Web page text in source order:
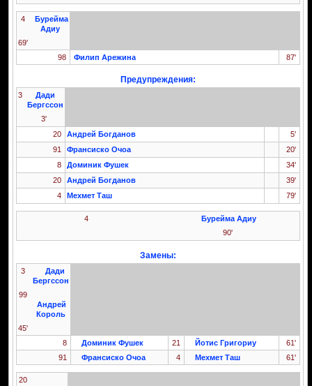
4
Бурейма
Адиу
69'
98
Филип Арежина 87'
Предупреждения:
3
Дади
Бергссон
3'
20
Андрей Богданов
5'
91
Франсиско Очоа
20'
8
Доминик Фушек
34'
20
Андрей Богданов
39'
4
Мехмет Таш 79'
4
Бурейма Адиу
90'
Замены:
3
Дади
Бергссон
99
Андрей
Король
45'
8
Доминик Фушек 21 Йотис Григориу
61'
91
Франсиско Очоа 4 Мехмет Таш 61'
20